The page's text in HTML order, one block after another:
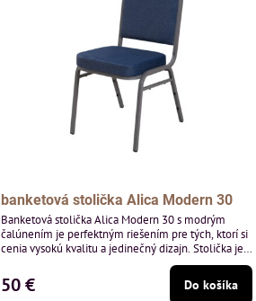
banketová stolička Alica Modern 30
Banketová stolička Alica Modern 30 s modrým
čalúnením je perfektným riešením pre tých, ktorí si
cenia vysokú kvalitu a jedinečný dizajn. Stolička je
výnimočná použitím vysoko kvalitného modrého
zamatového čalúnenia od poľského výrobcu Davis
ktorého látka má hmotnosť 390 g/m², čo zaručuje
50 € Do košíka